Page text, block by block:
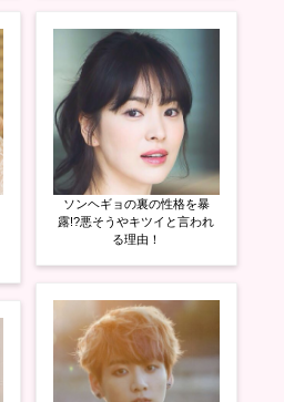
ソンヘギョの裏の性格を暴
露!?悪そうやキツイと言われ
る理由！